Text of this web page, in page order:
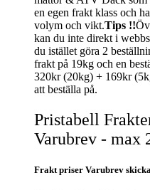
en egen frakt klass och
volym och vikt.Tips !!
kan du inte direkt i
du istället göra 2
frakt på 19kg och en
320kr (20kg) + 169kr
att beställa på.
Pristabell
Varubrev - max
Frakt priser Varubrev